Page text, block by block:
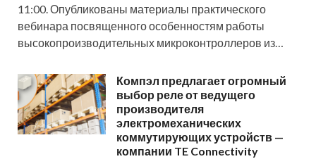
11:00. Опубликованы материалы практического
вебинара посвященного особенностям работы
высокопроизводительных микроконтроллеров из…
Компэл предлагает огромный
выбор реле от ведущего
производителя
электромеханических
коммутирующих устройств —
компании TE Connectivity